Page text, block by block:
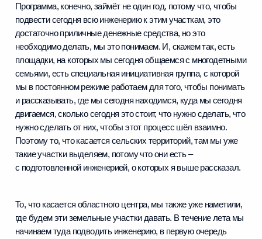
Программа, конечно, займёт не один год, потому что, чтобы
подвести сегодня всю инженерию к этим участкам, это
достаточно приличные денежные средства, но это
необходимо делать, мы это понимаем. И, скажем так, есть
площадки, на которых мы сегодня общаемся с многодетными
семьями, есть специальная инициативная группа, с которой
мы в постоянном режиме работаем для того, чтобы понимать
и рассказывать, где мы сегодня находимся, куда мы сегодня
двигаемся, сколько сегодня это стоит, что нужно сделать, что
нужно сделать от них, чтобы этот процесс шёл взаимно.
Поэтому то, что касается сельских территорий, там мы уже
такие участки выделяем, потому что они есть –
с подготовленной инженерией, о которых я выше рассказал.
То, что касается областного центра, мы также уже наметили,
где будем эти земельные участки давать. В течение лета мы
начинаем туда подводить инженерию, в первую очередь